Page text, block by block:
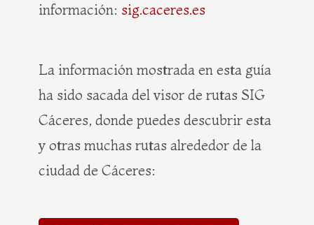
información: sig.caceres.es
La información mostrada en esta guía
ha sido sacada del visor de rutas SIG
Cáceres, donde puedes descubrir esta
y otras muchas rutas alrededor de la
ciudad de Cáceres: